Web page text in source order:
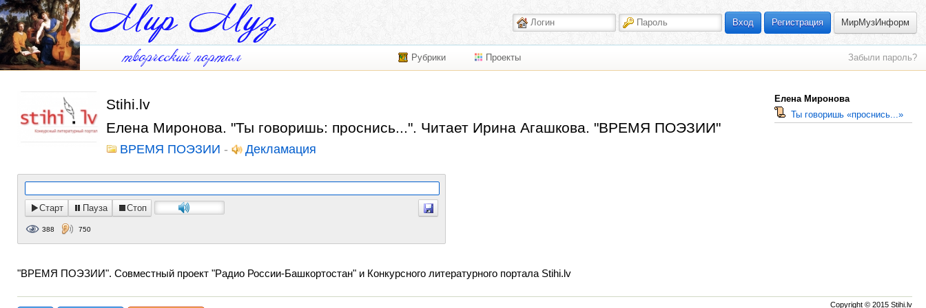
Вход Регистрация МирМузИнформ
Рубрики Проекты Забыли пароль?
Елена Миронова
Ты говоришь «проснись...»
Stihi.lv
Елена Миронова. "Ты говоришь: проснись...". Читает Ирина Агашкова. "ВРЕМЯ ПОЭЗИИ"
ВРЕМЯ ПОЭЗИИ - Декламация
Старт Пауза Стоп
388 750
"ВРЕМЯ ПОЭЗИИ". Совместный проект "Радио России-Башкортостан" и Конкурсного литературного портала Stihi.lv
Copyright © 2015 Stihi.lv